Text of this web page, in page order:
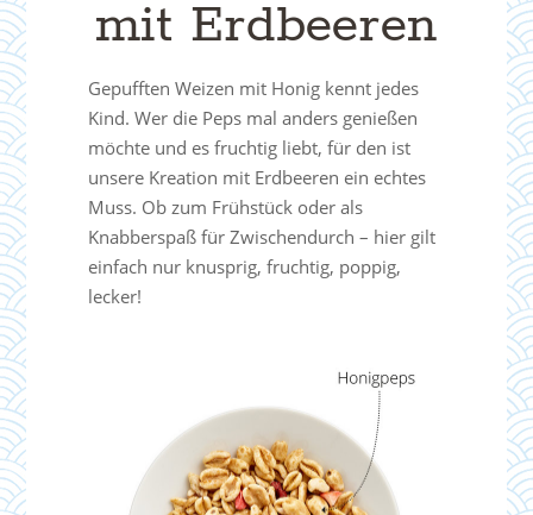
mit Erdbeeren
Gepufften Weizen mit Honig kennt jedes
Kind. Wer die Peps mal anders genießen
möchte und es fruchtig liebt, für den ist
unsere Kreation mit Erdbeeren ein echtes
Muss. Ob zum Frühstück oder als
Knabberspaß für Zwischendurch – hier gilt
einfach nur knusprig, fruchtig, poppig,
lecker!